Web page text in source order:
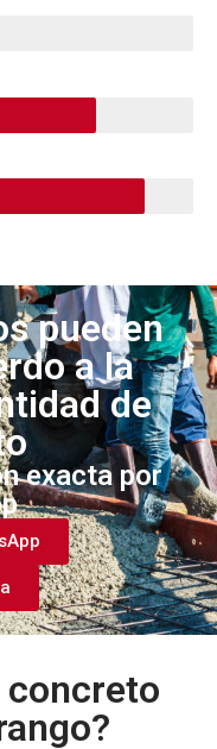
pueden
a la
de
exacta por
concreto